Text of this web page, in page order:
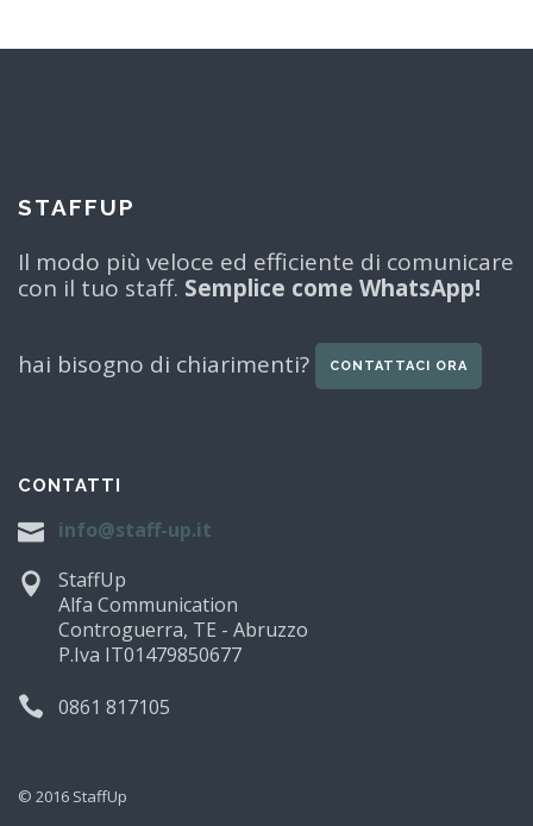
STAFFUP
Il modo più veloce ed efficiente di comunicare
con il tuo staff. Semplice come WhatsApp!
hai bisogno di chiarimenti? CONTATTACI ORA
CONTATTI
info@staff-up.it
StaffUp
Alfa Communication
Controguerra, TE - Abruzzo
P.Iva IT01479850677
0861 817105
© 2016 StaffUp